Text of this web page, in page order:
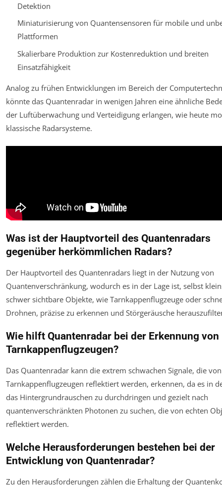
Detektion
Miniaturisierung von Quantensensoren für mobile und
Plattformen
Skalierbare Produktion zur Kostenreduktion und breiten
Einsatzfähigkeit
Analog zu frühen Entwicklungen im Bereich der
könnte das Quantenradar in wenigen Jahren eine ähnliche
der Luftüberwachung und Verteidigung erlangen, wie heute
klassische Radarsysteme.
Was ist der Hauptvorteil des Quantenradars
gegenüber herkömmlichen Radars?
Der Hauptvorteil des Quantenradars liegt in der Nutzung von
Quantenverschränkung, wodurch es in der Lage ist, selbst
schwer sichtbare Objekte, wie Tarnkappenflugzeuge oder
Drohnen, präzise zu erkennen und Störgeräusche
Wie hilft Quantenradar bei der Erkennung von
Tarnkappenflugzeugen?
Das Quantenradar kann die extrem schwachen Signale, die von
Tarnkappenflugzeugen reflektiert werden, erkennen, da es in
das Hintergrundrauschen zu durchdringen und gezielt nach
quantenverschränkten Photonen zu suchen, die von echten
reflektiert werden.
Welche Herausforderungen bestehen bei der
Entwicklung von Quantenradar?
Zu den Herausforderungen zählen die Erhaltung der